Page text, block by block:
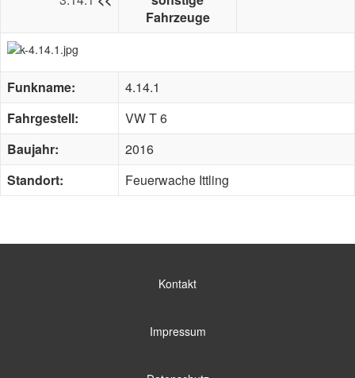
Fahrzeuge
Funkname:
4.14.1
Fahrgestell:
VW T 6
Baujahr:
2016
Standort:
Feuerwache Ittling
Kontakt
Impressum